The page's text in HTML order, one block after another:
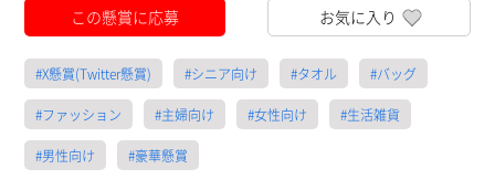
この懸賞に応募 お気に入り
#X懸賞(Twitter懸賞) #シニア向け #タオル #バッグ
#ファッション #主婦向け #女性向け #生活雑貨
#男性向け #豪華懸賞